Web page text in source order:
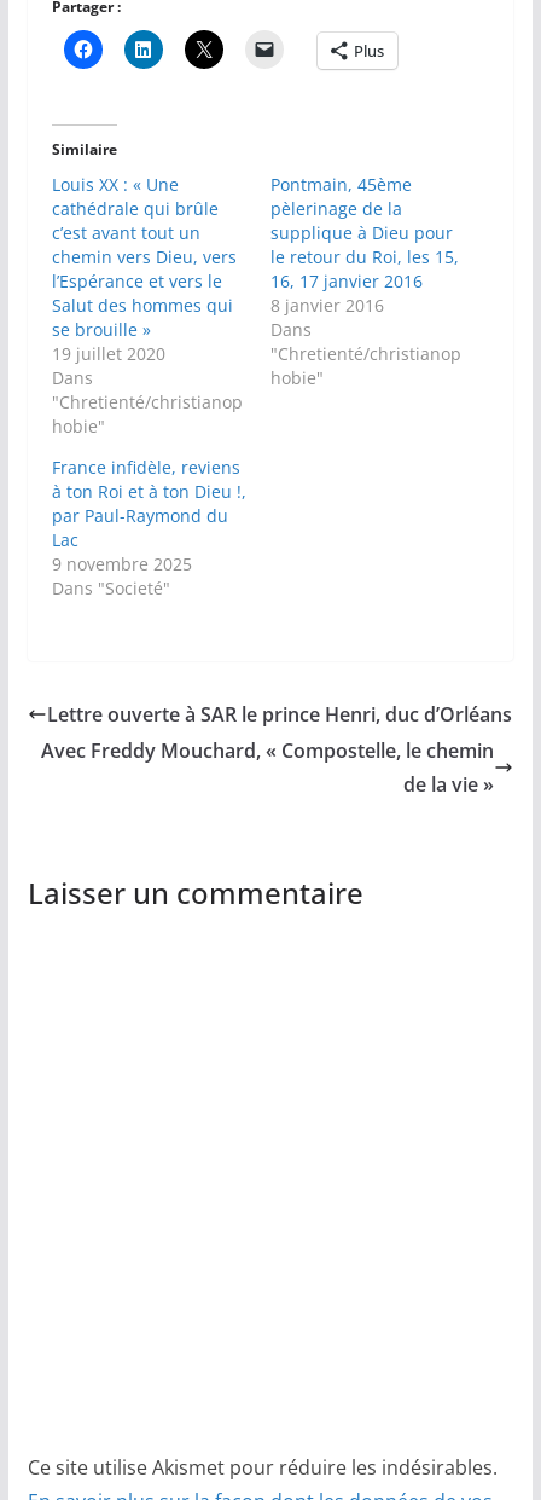
Partager :
Plus
Similaire
Louis XX : « Une
cathédrale qui brûle
c’est avant tout un
chemin vers Dieu, vers
l’Espérance et vers le
Salut des hommes qui
se brouille »
19 juillet 2020
Dans
"Chretienté/christianop
hobie"
Pontmain, 45ème
pèlerinage de la
supplique à Dieu pour
le retour du Roi, les 15,
16, 17 janvier 2016
8 janvier 2016
Dans
"Chretienté/christianop
hobie"
France infidèle, reviens
à ton Roi et à ton Dieu !,
par Paul-Raymond du
Lac
9 novembre 2025
Dans "Societé"
Lettre ouverte à SAR le prince Henri, duc d’Orléans
Avec Freddy Mouchard, « Compostelle, le chemin
de la vie »
Laisser un commentaire
Ce site utilise Akismet pour réduire les indésirables.